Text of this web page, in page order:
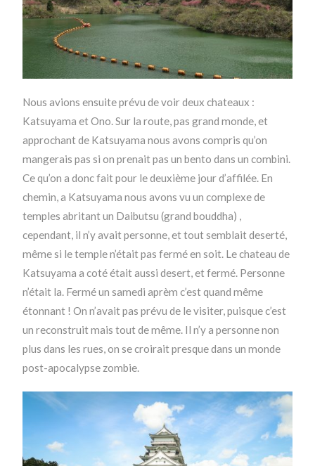
Nous avions ensuite prévu de voir deux chateaux :
Katsuyama et Ono. Sur la route, pas grand monde, et
approchant de Katsuyama nous avons compris qu’on
mangerais pas si on prenait pas un bento dans un combini.
Ce qu’on a donc fait pour le deuxième jour d’affilée. En
chemin, a Katsuyama nous avons vu un complexe de
temples abritant un Daibutsu (grand bouddha) ,
cependant, il n’y avait personne, et tout semblait deserté,
même si le temple n’était pas fermé en soit. Le chateau de
Katsuyama a coté était aussi desert, et fermé. Personne
n’était la. Fermé un samedi aprèm c’est quand même
étonnant ! On n’avait pas prévu de le visiter, puisque c’est
un reconstruit mais tout de même. Il n’y a personne non
plus dans les rues, on se croirait presque dans un monde
post-apocalypse zombie.